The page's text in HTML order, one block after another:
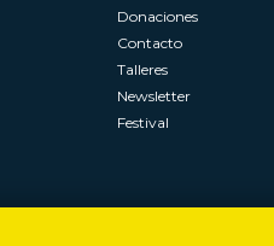
Donaciones
Contacto
Talleres
Newsletter
Festival